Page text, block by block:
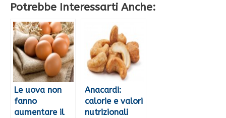
Potrebbe Interessarti Anche:
Le uova non
fanno
aumentare il
Anacardi:
calorie e valori
nutrizionali